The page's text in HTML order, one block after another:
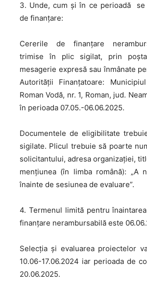
3. Unde, cum și în ce perioadă se
de finanţare:
Cererile de finanţare
trimise în plic sigilat, prin poşta
mesagerie expresă sau înmânate
Autorităţii Finanţatoare:
Roman Vodă, nr. 1, Roman, jud.
în perioada 07.05.-06.06.2025.
Documentele de eligibilitate
sigilate. Plicul trebuie să poarte
solicitantului, adresa organizaţiei,
menţiunea (în limba română): „A
înainte de sesiunea de evaluare”.
4. Termenul limită pentru
finanţare nerambursabilă este
Selecţia şi evaluarea proiectelor
10.06-17.06.2024 iar perioada de
20.06.2025.